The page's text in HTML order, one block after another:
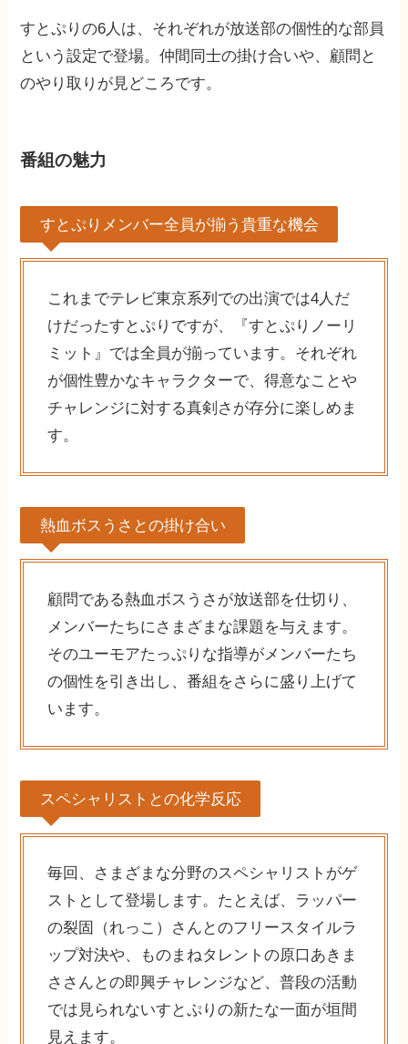
すとぷりの6人は、それぞれが放送部の個性的な部員
という設定で登場。仲間同士の掛け合いや、顧問と
のやり取りが見どころです。
番組の魅力
すとぷりメンバー全員が揃う貴重な機会
これまでテレビ東京系列での出演では4人だ
けだったすとぷりですが、『すとぷりノーリ
ミット』では全員が揃っています。それぞれ
が個性豊かなキャラクターで、得意なことや
チャレンジに対する真剣さが存分に楽しめま
す。
熱血ボスうさとの掛け合い
顧問である熱血ボスうさが放送部を仕切り、
メンバーたちにさまざまな課題を与えます。
そのユーモアたっぷりな指導がメンバーたち
の個性を引き出し、番組をさらに盛り上げて
います。
スペシャリストとの化学反応
毎回、さまざまな分野のスペシャリストがゲ
ストとして登場します。たとえば、ラッパー
の裂固（れっこ）さんとのフリースタイルラ
ップ対決や、ものまねタレントの原口あきま
ささんとの即興チャレンジなど、普段の活動
では見られないすとぷりの新たな一面が垣間
見えます。